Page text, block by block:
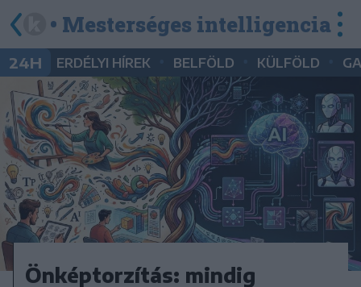
• Mesterséges intelligencia
24H ERDÉLYI HÍREK BELFÖLD KÜLFÖLD
Önképtorzítás: mindig